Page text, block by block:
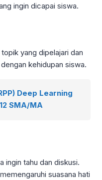
ingin dicapai siswa.
yang dipelajari dan
kehidupan siswa.
Deep Learning
SMA/MA
ingin tahu dan diskusi.
suasana hati